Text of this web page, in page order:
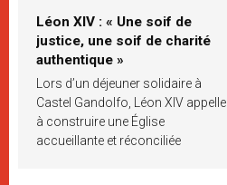
Léon XIV : « Une soif de
justice, une soif de charité
authentique »
Lors d’un déjeuner solidaire à
Castel Gandolfo, Léon XIV appelle
à construire une Église
accueillante et réconciliée